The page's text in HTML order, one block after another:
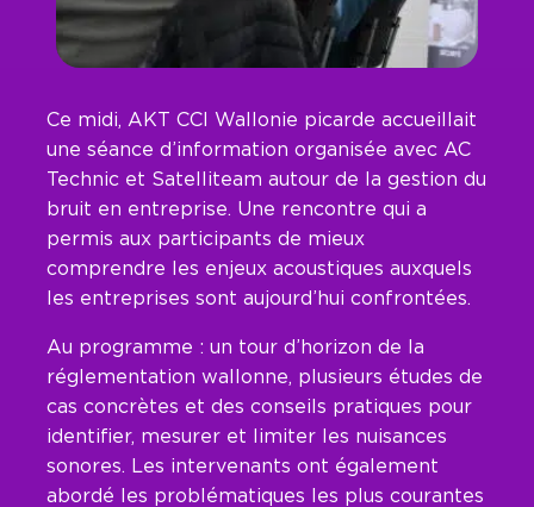
Ce midi, AKT CCI Wallonie picarde accueillait
une séance d’information organisée avec AC
Technicet Satelliteam autour de la gestion du
bruit en entreprise. Une rencontre qui a
permis aux participants de mieux
comprendre les enjeux acoustiques auxquels
les entreprises sont aujourd’hui confrontées.
Au programme : un tour d’horizon de la
réglementation wallonne, plusieurs études de
cas concrètes et des conseils pratiques pour
identifier, mesurer et limiter les nuisances
sonores. Les intervenants ont également
abordé les problématiques les plus courantes